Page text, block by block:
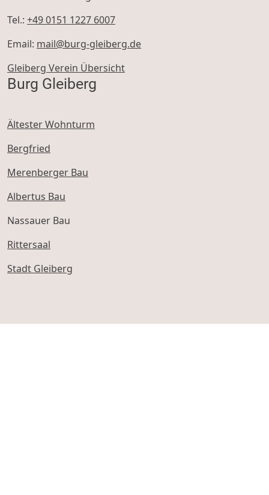
Tel.: +49 0151 1227 6007
Email: mail@burg-gleiberg.LÖSCHEN.
de
Gleiberg Verein Übersicht
Burg Gleiberg
Ältester Wohnturm
Bergfried
Merenberger Bau
Albertus Bau
Nassauer Bau
Rittersaal
Stadt Gleiberg